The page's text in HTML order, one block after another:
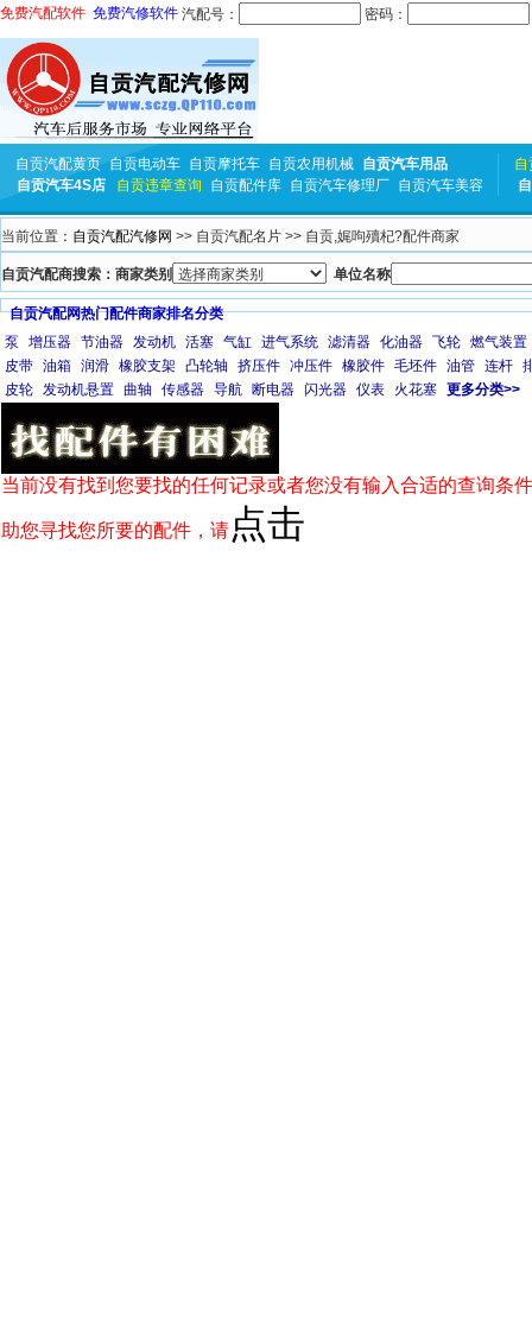
免费汽配软件 免费汽修软件 汽配号： 密码：
自贡汽配黄页 自贡电动车 自贡摩托车 自贡农用机械 自贡汽车用品
自贡汽车4S店
自贡违章查询 自贡配件库 自贡汽车修理厂 自贡汽车美容
自
当前位置： 自贡汽配汽修网 >> 自贡汽配名片 >> 自贡,娓呴殰杞?配件商家
自贡汽配商搜索：商家类别 单位名称
自贡汽配网热门配件商家排名分类
泵
增压器 节油器 发动机 活塞 气缸 进气系统 滤清器 化油器 飞轮 燃气装置
皮带 油箱 润滑 橡胶支架 凸轮轴 挤压件 冲压件 橡胶件 毛坯件 油管 连杆
皮轮 发动机悬置 曲轴 传感器 导航 断电器 闪光器 仪表 火花塞 更多分类>>
当前没有找到您要找的任何记录或者您没有输入合适的查询条
助您寻找您所要的配件，请 点击